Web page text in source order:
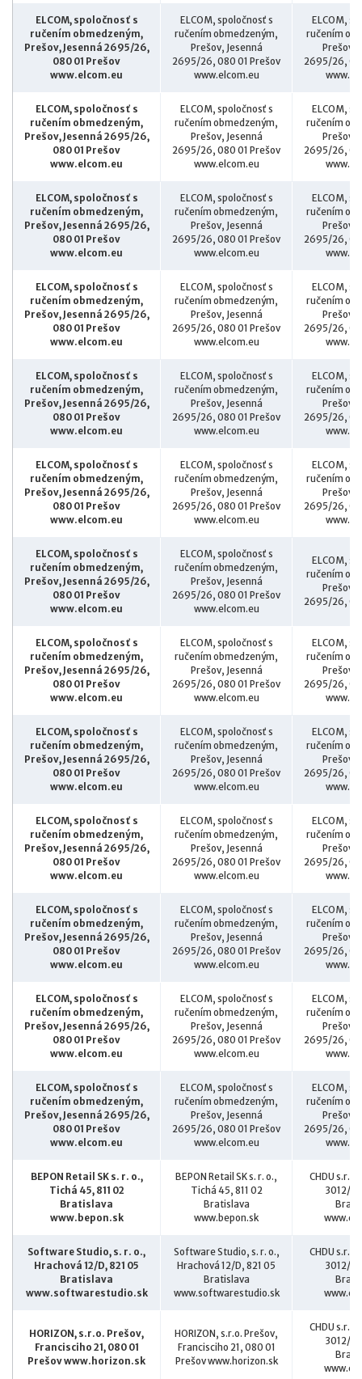
ELCOM, spoločnosť s
ručením obmedzeným,
Prešov, Jesenná 2695/26,
080 01 Prešov
www.elcom.eu
ELCOM, spoločnosť s
ručením obmedzeným,
Prešov, Jesenná
2695/26, 080 01 Prešov
www.elcom.eu
ELCOM,
ručením
Prešov,
2695/26,
ELCOM, spoločnosť s
ručením obmedzeným,
Prešov, Jesenná 2695/26,
080 01 Prešov
www.elcom.eu
ELCOM, spoločnosť s
ručením obmedzeným,
Prešov, Jesenná
2695/26, 080 01 Prešov
www.elcom.eu
ELCOM,
ručením
Prešov,
2695/26,
ELCOM, spoločnosť s
ručením obmedzeným,
Prešov, Jesenná 2695/26,
080 01 Prešov
www.elcom.eu
ELCOM, spoločnosť s
ručením obmedzeným,
Prešov, Jesenná
2695/26, 080 01 Prešov
www.elcom.eu
ELCOM,
ručením
Prešov,
2695/26,
ELCOM, spoločnosť s
ručením obmedzeným,
Prešov, Jesenná 2695/26,
080 01 Prešov
www.elcom.eu
ELCOM, spoločnosť s
ručením obmedzeným,
Prešov, Jesenná
2695/26, 080 01 Prešov
www.elcom.eu
ELCOM,
ručením
Prešov,
2695/26,
ELCOM, spoločnosť s
ručením obmedzeným,
Prešov, Jesenná 2695/26,
080 01 Prešov
www.elcom.eu
ELCOM, spoločnosť s
ručením obmedzeným,
Prešov, Jesenná
2695/26, 080 01 Prešov
www.elcom.eu
ELCOM,
ručením
Prešov,
2695/26,
ELCOM, spoločnosť s
ručením obmedzeným,
Prešov, Jesenná 2695/26,
080 01 Prešov
www.elcom.eu
ELCOM, spoločnosť s
ručením obmedzeným,
Prešov, Jesenná
2695/26, 080 01 Prešov
www.elcom.eu
ELCOM,
ručením
Prešov,
2695/26,
ELCOM, spoločnosť s
ručením obmedzeným,
Prešov, Jesenná 2695/26,
080 01 Prešov
www.elcom.eu
ELCOM, spoločnosť s
ručením obmedzeným,
Prešov, Jesenná
2695/26, 080 01 Prešov
www.elcom.eu
ELCOM,
ručením
Prešov,
2695/26,
ELCOM, spoločnosť s
ručením obmedzeným,
Prešov, Jesenná 2695/26,
080 01 Prešov
www.elcom.eu
ELCOM, spoločnosť s
ručením obmedzeným,
Prešov, Jesenná
2695/26, 080 01 Prešov
www.elcom.eu
ELCOM,
ručením
Prešov,
2695/26,
ELCOM, spoločnosť s
ručením obmedzeným,
Prešov, Jesenná 2695/26,
080 01 Prešov
www.elcom.eu
ELCOM, spoločnosť s
ručením obmedzeným,
Prešov, Jesenná
2695/26, 080 01 Prešov
www.elcom.eu
ELCOM,
ručením
Prešov,
2695/26,
ELCOM, spoločnosť s
ručením obmedzeným,
Prešov, Jesenná 2695/26,
080 01 Prešov
www.elcom.eu
ELCOM, spoločnosť s
ručením obmedzeným,
Prešov, Jesenná
2695/26, 080 01 Prešov
www.elcom.eu
ELCOM,
ručením
Prešov,
2695/26,
ELCOM, spoločnosť s
ručením obmedzeným,
Prešov, Jesenná 2695/26,
080 01 Prešov
www.elcom.eu
ELCOM, spoločnosť s
ručením obmedzeným,
Prešov, Jesenná
2695/26, 080 01 Prešov
www.elcom.eu
ELCOM,
ručením
Prešov,
2695/26,
ELCOM, spoločnosť s
ručením obmedzeným,
Prešov, Jesenná 2695/26,
080 01 Prešov
www.elcom.eu
ELCOM, spoločnosť s
ručením obmedzeným,
Prešov, Jesenná
2695/26, 080 01 Prešov
www.elcom.eu
ELCOM,
ručením
Prešov,
2695/26,
ELCOM, spoločnosť s
ručením obmedzeným,
Prešov, Jesenná 2695/26,
080 01 Prešov
www.elcom.eu
ELCOM, spoločnosť s
ručením obmedzeným,
Prešov, Jesenná
2695/26, 080 01 Prešov
www.elcom.eu
ELCOM,
ručením
Prešov,
2695/26,
BEPON Retail SK s. r. o.,
Tichá 45, 811 02
Bratislava
www.bepon.sk
BEPON Retail SK s. r. o.,
Tichá 45, 811 02
Bratislava
www.bepon.sk
CHDU
3012/
Software Studio, s. r. o.,
Hrachová 12/D, 821 05
Bratislava
www.softwarestudio.sk
Software Studio, s. r. o.,
Hrachová 12/D, 821 05
Bratislava
www.softwarestudio.sk
CHDU
3012/
HORIZON, s.r.o. Prešov,
Francisciho 21, 080 01
Prešov www.horizon.sk
HORIZON, s.r.o. Prešov,
Francisciho 21, 080 01
Prešov www.horizon.sk
CHDU
3012/